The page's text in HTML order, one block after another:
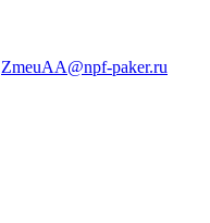
ZmeuAA@npf-paker.ru